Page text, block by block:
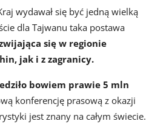
wydawał się być jedną wielką
dla Tajwanu taka postawa
się w regionie
jak i z zagranicy.
bowiem prawie 5 mln
konferencję prasową z okazji
jest znany na całym świecie.